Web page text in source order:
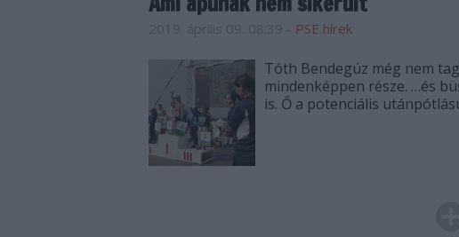
PSE hírek
Tóth Bendegúz még nem
mindenképpen része. …és
is. Ő a potenciális